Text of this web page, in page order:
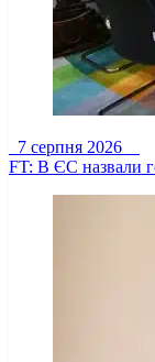
7 серпня 2026
FT: В ЄС назвали